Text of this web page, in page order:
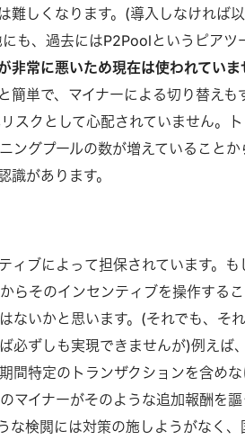
難しくなります。(導入しなければ
も、過去にはP2Poolというピアツ
非常に悪いため現在は使われていま
簡単で、マイナーによる切り替えも
スクとして心配されていません。ト
ングプールの数が増えていることか
があります。
ィブによって担保されています。も
らそのインセンティブを操作するこ
ないかと思います。(それでも、そ
必ずしも実現できませんが)例えば
間特定のトランザクションを含めな
マイナーがそのような追加報酬を謳
な検閲には対策の施しようがなく、